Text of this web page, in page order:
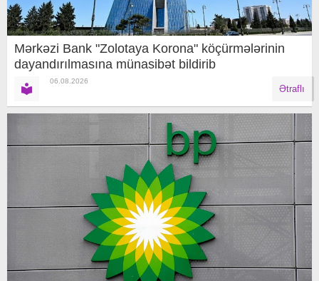
Mərkəzi Bank "Zolotaya Korona" köçürmələrinin
dayandırılmasına münasibət bildirib
06.08.2026
Ətraflı